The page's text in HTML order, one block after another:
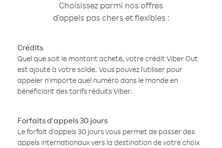
Choisissez parmi nos offres
d'appels pas chers et flexibles :
Crédits
Quel que soit le montant acheté, votre crédit Viber Out
est ajouté à votre solde. Vous pouvez l'utiliser pour
appeler n'importe quel numéro dans le monde en
bénéficiant des tarifs réduits Viber.
Forfaits d'appels 30 jours
Le forfait d'appels 30 jours vous permet de passer des
appels internationaux vers la destination de votre choix